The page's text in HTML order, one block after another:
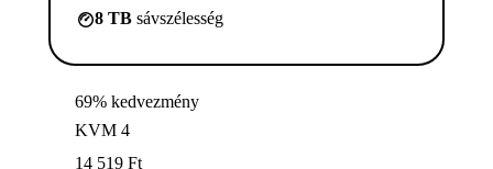
8 TB sávszélesség
69% kedvezmény
KVM 4
14 519 Ft